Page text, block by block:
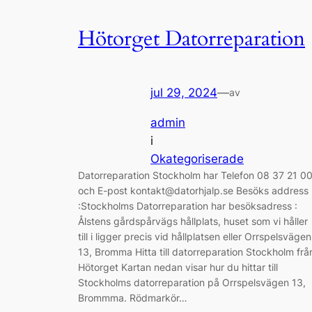
Hötorget Datorreparation
jul 29, 2024—av
admin
i
Okategoriserade
Datorreparation Stockholm har Telefon 08 37 21 00
och E-post kontakt@datorhjalp.se Besöks address
:Stockholms Datorreparation har besöksadress :
Ålstens gårdspårvägs hållplats, huset som vi håller
till i ligger precis vid hållplatsen eller Orrspelsvägen
13, Bromma Hitta till datorreparation Stockholm
Hötorget Kartan nedan visar hur du hittar till
Stockholms datorreparation på Orrspelsvägen 13,
Brommma. Rödmarkör…